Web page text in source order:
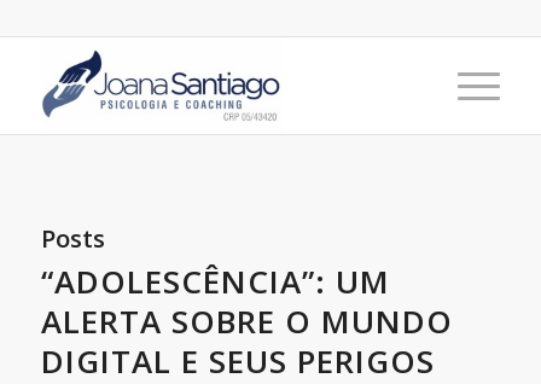
Posts
“ADOLESCÊNCIA”: UM
ALERTA SOBRE O MUNDO
DIGITAL E SEUS PERIGOS